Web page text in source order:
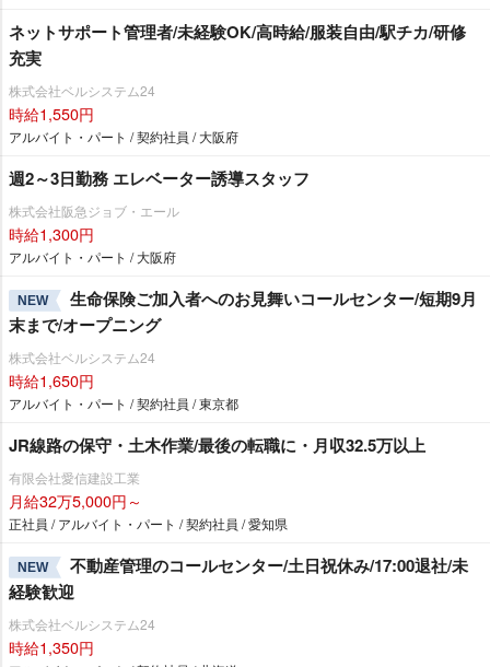
ネットサポート管理者/未経験OK/高時給/服装自由/駅チカ/研修
充実
株式会社ベルシステム24
時給1,550円
アルバイト・パート / 契約社員 / 大阪府
週2～3日勤務 エレベーター誘導スタッフ
株式会社阪急ジョブ・エール
時給1,300円
アルバイト・パート / 大阪府
NEW
生命保険ご加入者へのお見舞いコールセンター/短期9月
末まで/オープニング
株式会社ベルシステム24
時給1,650円
アルバイト・パート / 契約社員 / 東京都
JR線路の保守・土木作業/最後の転職に・月収32.5万以上
有限会社愛信建設工業
月給32万5,000円～
正社員 / アルバイト・パート / 契約社員 / 愛知県
NEW
不動産管理のコールセンター/土日祝休み/17:00退社/未
経験歓迎
株式会社ベルシステム24
時給1,350円